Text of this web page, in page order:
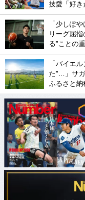
技愛「好き
「少しぼ
リーグ屈
る”ことの
「バイエ
た”…」サ
ふるさと納